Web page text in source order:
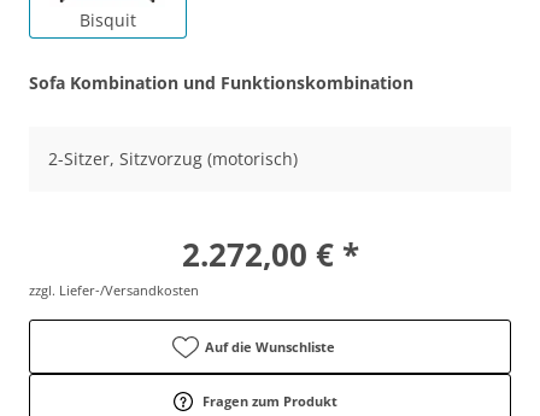
Bisquit
Sofa Kombination und Funktionskombination
2-Sitzer, Sitzvorzug (motorisch)
2.272,00 € *
zzgl. Liefer-/Versandkosten
Auf die Wunschliste
Fragen zum Produkt